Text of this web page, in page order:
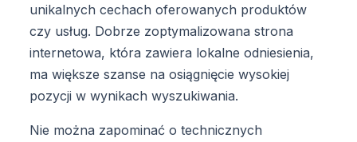
unikalnych cechach oferowanych produktów
czy usług. Dobrze zoptymalizowana strona
internetowa, która zawiera lokalne odniesienia,
ma większe szanse na osiągnięcie wysokiej
pozycji w wynikach wyszukiwania.
Nie można zapominać o technicznych